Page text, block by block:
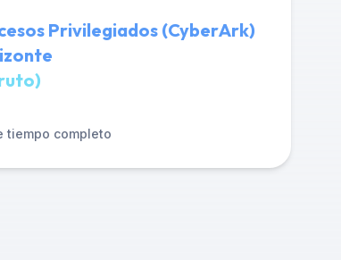
Privilegiados (CyberArk)
tiempo completo